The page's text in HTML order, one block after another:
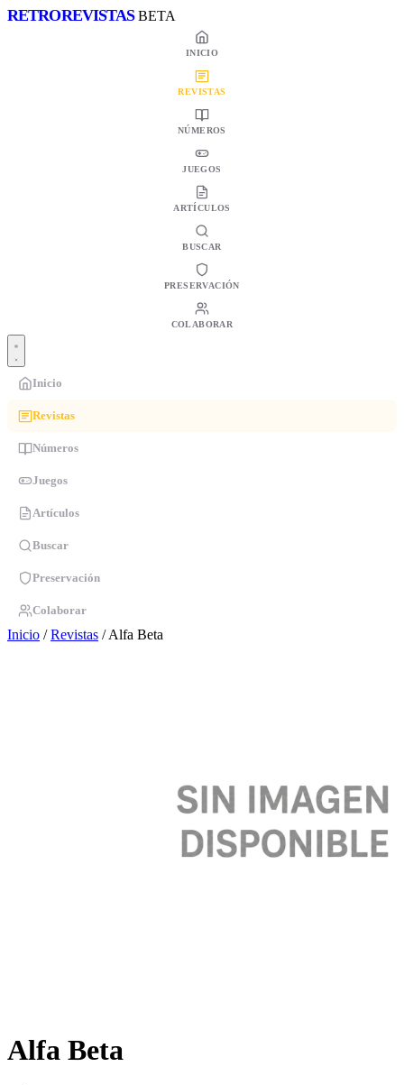
RETROREVISTAS BETA
INICIO
REVISTAS
NÚMEROS
JUEGOS
ARTÍCULOS
BUSCAR
PRESERVACIÓN
COLABORAR
Inicio
Revistas
Números
Juegos
Artículos
Buscar
Preservación
Colaborar
Inicio / Revistas / Alfa Beta
Alfa Beta